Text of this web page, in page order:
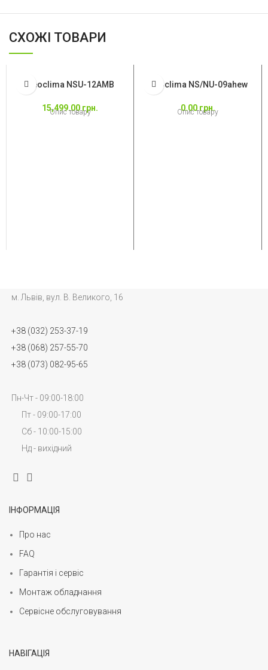
СХОЖІ ТОВАРИ
Neoclima NSU-12AMB
15,499.00 грн.
Опис товару
Neoclima NS/NU-09ahew
0.00 грн.
Опис товару
м. Львів, вул. В. Великого, 16
+38 (032) 253-37-19
+38 (068) 257-55-70
+38 (073) 082-95-65
Пн-Чт - 09:00-18:00
Пт - 09:00-17:00
Сб - 10:00-15:00
Нд - вихідний
ІНФОРМАЦІЯ
Про нас
FAQ
Гарантія і сервіс
Монтаж обладнання
Сервісне обслуговування
НАВІГАЦІЯ